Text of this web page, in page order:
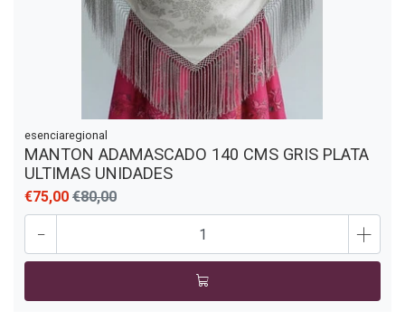
esenciaregional
MANTON ADAMASCADO 140 CMS GRIS PLATA
ULTIMAS UNIDADES
€75,00 €80,00
- +